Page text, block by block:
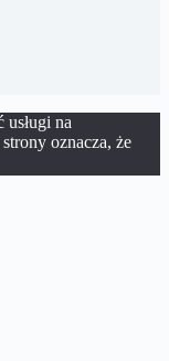
na
oznacza, że